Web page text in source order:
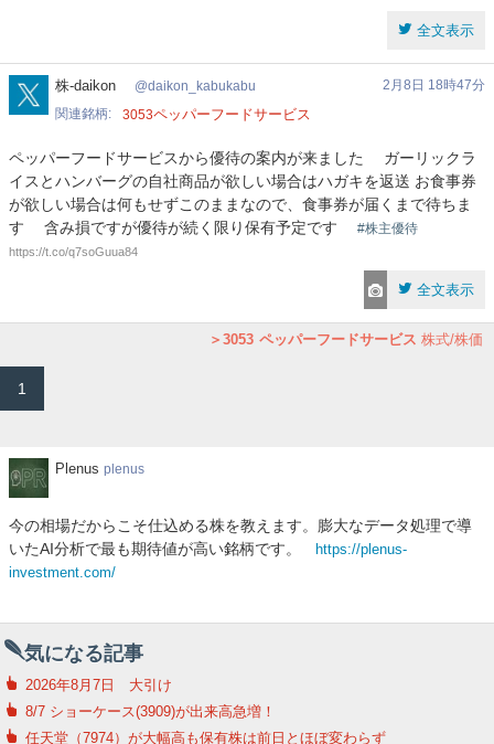
全文表示
daikon_kabukabu
株-daikon daikon_kabukabu
2月8日 18時47分
関連銘柄
3053ペッパーフードサービス
ペッパーフードサービスから優待の案内が来ました ガーリックラ
イスとハンバーグの自社商品が欲しい場合はハガキを返送 お食事券
が欲しい場合は何もせずこのままなので、食事券が届くまで待ちま
す 含み損ですが優待が続く限り保有予定です #株主優待
https://t.co/q7soGuua84
全文表示
3053 ペッパーフードサービス 株式/株価
1
Plenus
Plenus plenus
今の相場だからこそ仕込める株を教えます。膨大なデータ処理で導
いたAI分析で最も期待値が高い銘柄です。
https://plenus-
investment.com/
気になる記事
2026年8月7日 大引け
8/7 ショーケース(3909)が出来高急増！
任天堂（7974）が大幅高も保有株は前日とほぼ変わらず